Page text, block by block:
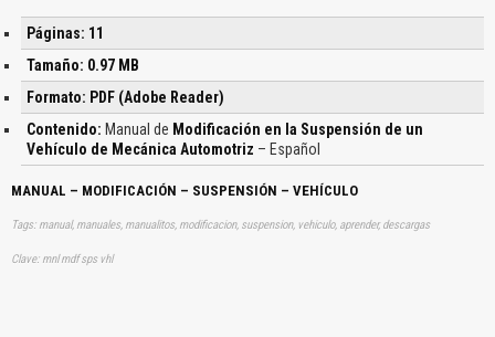
Páginas: 11
Tamaño: 0.97 MB
Formato: PDF (Adobe Reader)
Contenido: Manual de Modificación en la Suspensión de un
Vehículo de Mecánica Automotriz – Español
MANUAL – MODIFICACIÓN – SUSPENSIÓN – VEHÍCULO
Tags: manual, manuales, manualitos, modificacion, suspension, vehiculo, aprender, descargas
Clave: mnl mdf sps vhl